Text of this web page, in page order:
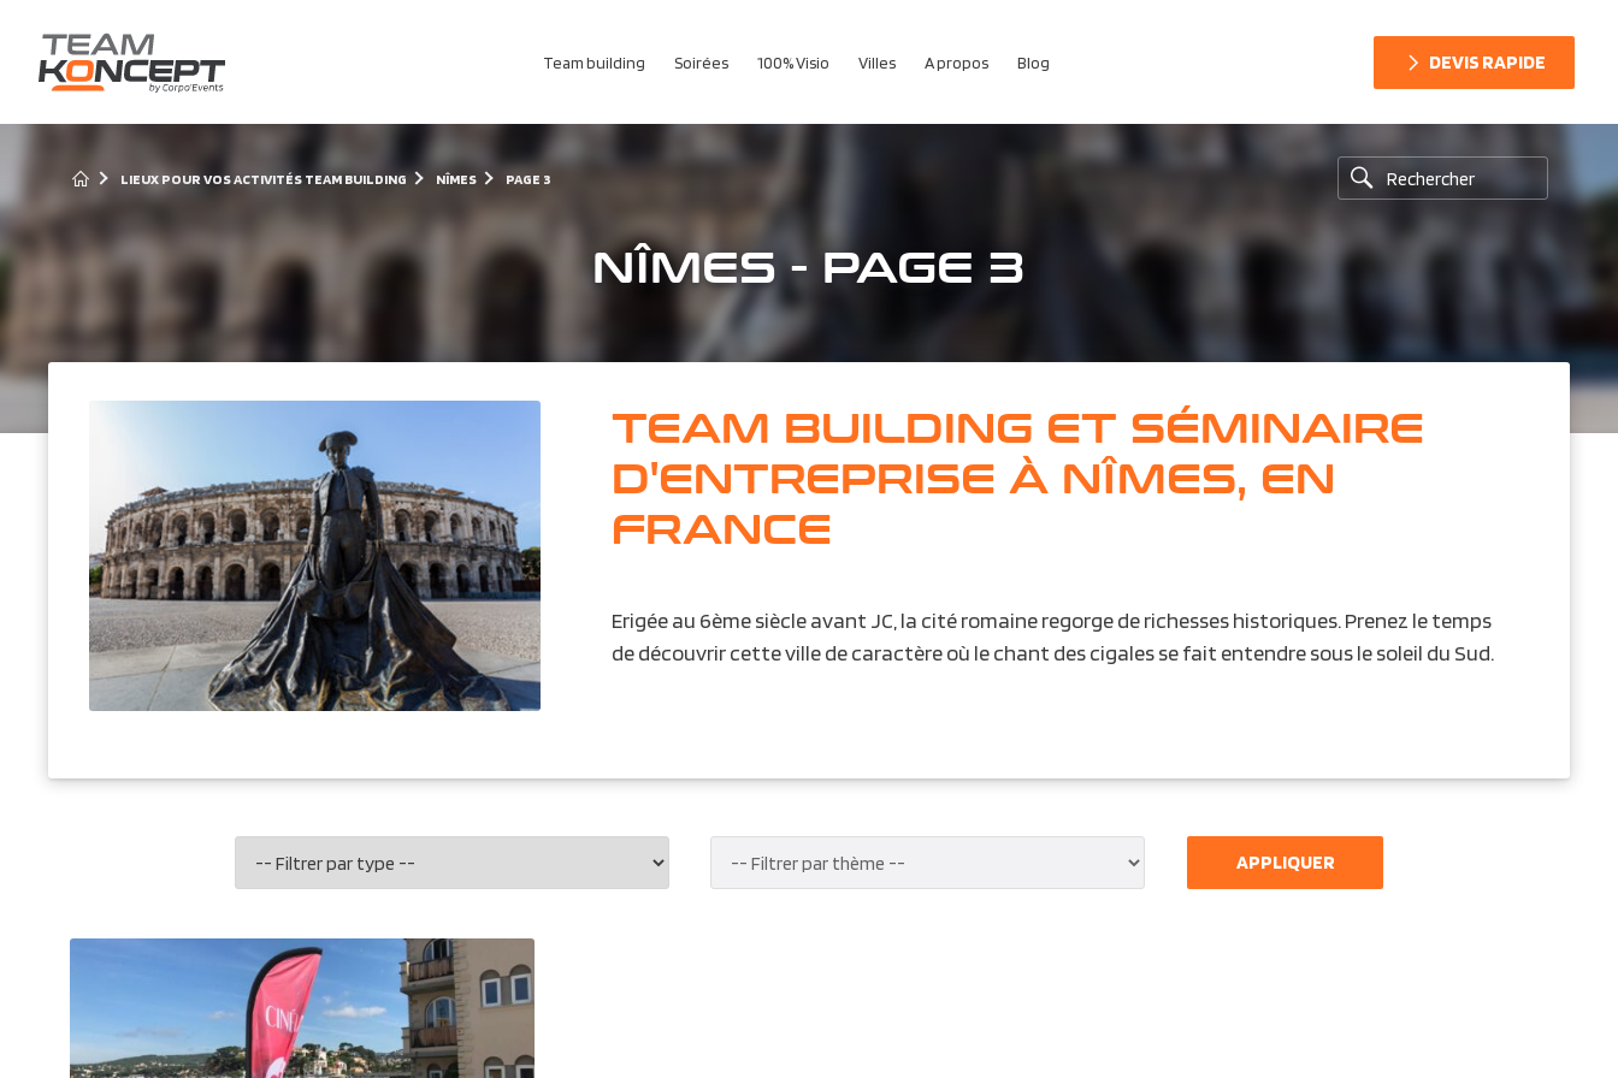
Team building Soirées 100% Visio Villes A propos Blog DEVIS RAPIDE
LIEUX POUR VOS ACTIVITÉS TEAM BUILDING NÎMES PAGE 3
NÎMES - PAGE 3
TEAM BUILDING ET SÉMINAIRE
D'ENTREPRISE À NÎMES, EN
FRANCE
Erigée au 6ème siècle avant JC, la cité romaine regorge de richesses historiques. Prenez le temps
de découvrir cette ville de caractère où le chant des cigales se fait entendre sous le soleil du Sud.
APPLIQUER